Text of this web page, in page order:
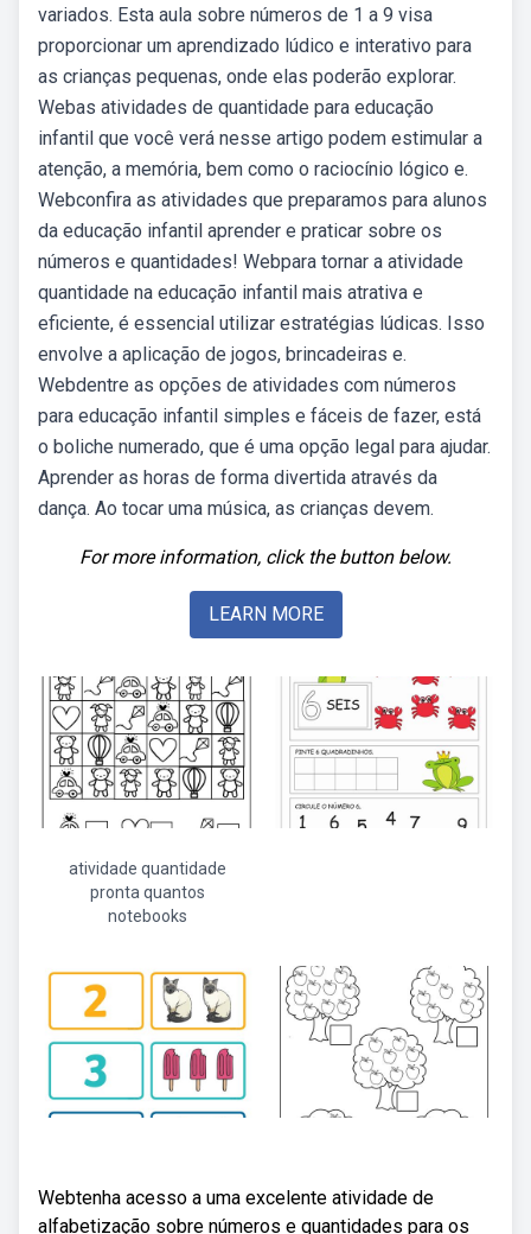
variados. Esta aula sobre números de 1 a 9 visa
proporcionar um aprendizado lúdico e interativo para
as crianças pequenas, onde elas poderão explorar.
Webas atividades de quantidade para educação
infantil que você verá nesse artigo podem estimular a
atenção, a memória, bem como o raciocínio lógico e.
Webconfira as atividades que preparamos para alunos
da educação infantil aprender e praticar sobre os
números e quantidades! Webpara tornar a atividade
quantidade na educação infantil mais atrativa e
eficiente, é essencial utilizar estratégias lúdicas. Isso
envolve a aplicação de jogos, brincadeiras e.
Webdentre as opções de atividades com números
para educação infantil simples e fáceis de fazer, está
o boliche numerado, que é uma opção legal para ajudar.
Aprender as horas de forma divertida através da
dança. Ao tocar uma música, as crianças devem.
For more information, click the button below.
LEARN MORE
atividade quantidade
pronta quantos
notebooks
Webtenha acesso a uma excelente atividade de
alfabetização sobre números e quantidades para os